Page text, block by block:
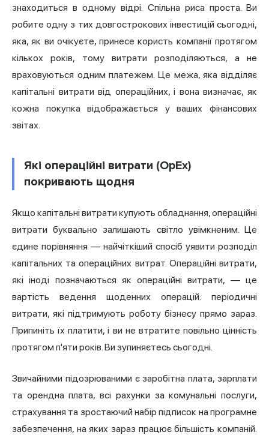
знаходиться в одному відрі. Спільна риса проста. Ви
робите одну з тих довгострокових інвестицій сьогодні,
яка, як ви очікуєте, принесе користь компанії протягом
кількох років, тому витрати розподіляються, а не
враховуються одним платежем. Це межа, яка відділяє
капітальні витрати від операційних, і вона визначає, як
кожна покупка відображається у ваших фінансових
звітах.
Які операційні витрати (OpEx)
покривають щодня
Якщо капітальні витрати купують обладнання, операційні
витрати буквально залишають світло увімкненим. Це
єдине порівняння — найчіткіший спосіб уявити розподіл
капітальних та операційних витрат. Операційні витрати,
які іноді позначаються як операційні витрати, — це
вартість ведення щоденних операцій: періодичні
витрати, які підтримують роботу бізнесу прямо зараз.
Припиніть їх платити, і ви не втратите повільно цінність
протягом п'яти років. Ви зупиняєтесь сьогодні.
Звичайними підозрюваними є заробітна плата, зарплати
та орендна плата, всі рахунки за комунальні послуги,
страхування та зростаючий набір підписок на програмне
забезпечення, на яких зараз працює більшість компаній.